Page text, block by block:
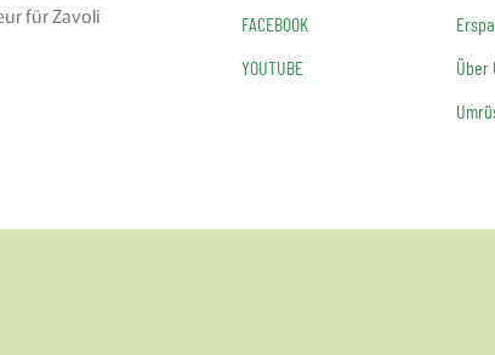
für Zavoli
FACEBOOK
YOUTUBE
Über